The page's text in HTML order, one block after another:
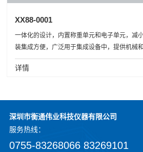
XX88-0001
一体化的设计，内置称重单元和电子单元，减
装集成方便，广泛用于集成设备中，提供机
详情
深圳市衡通伟业科技仪器有限公司
服务热线：
0755-83268066 83269101